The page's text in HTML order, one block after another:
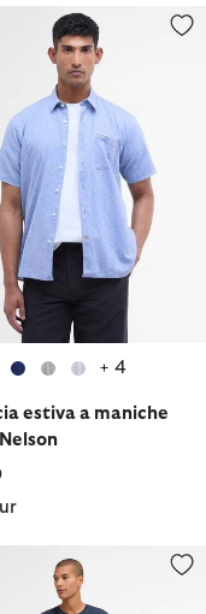
comoda
estiva a maniche corte
+ 4
estiva a maniche
seersucker con